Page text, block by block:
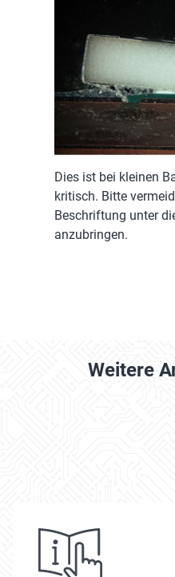
Dies ist bei kleinen
kritisch. Bitte
Beschriftung unter
anzubringen.
Weitere